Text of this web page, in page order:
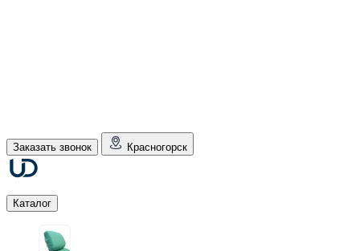
Заказать звонок Красногорск
Каталог